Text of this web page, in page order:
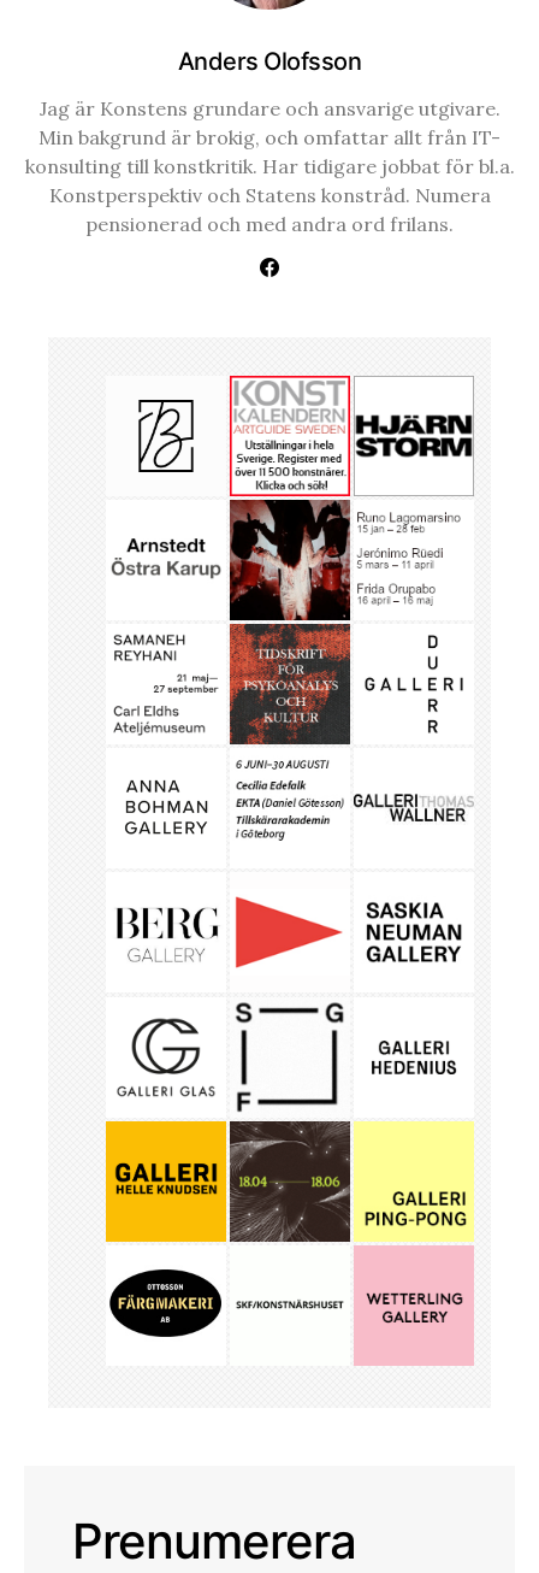
Anders Olofsson
Jag är Konstens grundare och ansvarige utgivare.
Min bakgrund är brokig, och omfattar allt från IT-
konsulting till konstkritik. Har tidigare jobbat för bl.a.
Konstperspektiv och Statens konstråd. Numera
pensionerad och med andra ord frilans.
Prenumerera